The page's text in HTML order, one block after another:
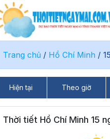
Trang chủ / Hồ Chí Minh /
Hiện tại Theo giờ
Thời tiết Hồ Chí Minh 15